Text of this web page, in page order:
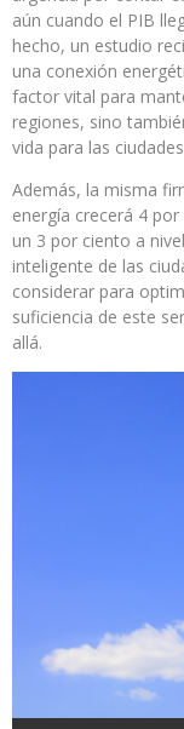
aún cuando el PIB
hecho, un estudio
una conexión
factor vital para
regiones, sino
vida para las
Además, la misma
energía crecerá 4
un 3 por ciento a
inteligente de las
considerar para
suficiencia de este
allá.